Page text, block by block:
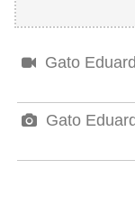
Gato
Gato